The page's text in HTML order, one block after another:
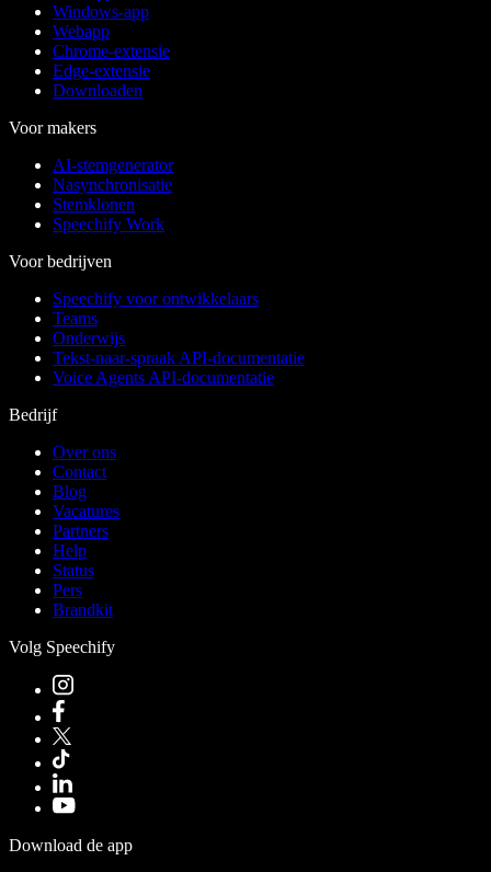
Windows-app
Webapp
Chrome-extensie
Edge-extensie
Downloaden
Voor makers
AI-stemgenerator
Nasynchronisatie
Stemklonen
Speechify Work
Voor bedrijven
Speechify voor ontwikkelaars
Teams
Onderwijs
Tekst-naar-spraak API-documentatie
Voice Agents API-documentatie
Bedrijf
Over ons
Contact
Blog
Vacatures
Partners
Help
Status
Pers
Brandkit
Volg Speechify
Download de app